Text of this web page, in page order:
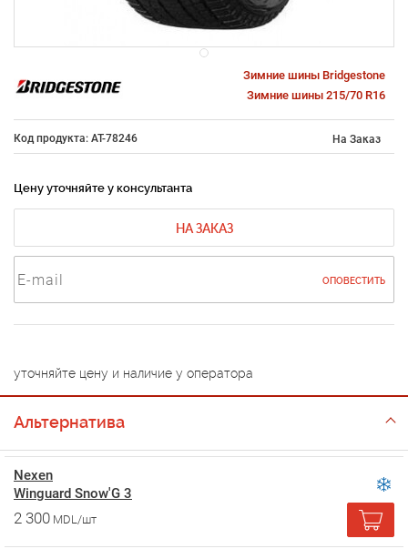
Зимние шины Bridgestone
Зимние шины 215/70 R16
Код продукта: AT-78246 На Заказ
Цену уточняйте у консультанта
НА ЗАКАЗ
ОПОВЕСТИТЬ
уточняйте цену и наличие у оператора
Альтернатива
Nexen
Winguard Snow'G 3
2 300 MDL/шт